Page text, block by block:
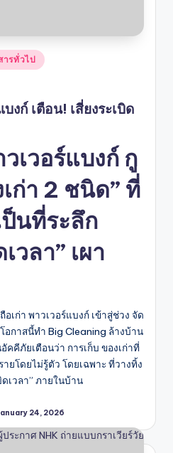
ารทั่วไป
งก์ เตือน! เสี่ยงระเบิด
เวอร์แบงก์ กู
ก่า 2 ชนิด” ที่
นที่ระลึก
วลา” เผา
อเก่า พาวเวอร์แบงก์ เข้าสู่ช่วง จัด
กาสนี้ทำ Big Cleaning ล้างบ้าน
คีภัยเตือนว่า การเก็บ ของเก่าที่
ยโดยไม่รู้ตัว โดยเฉพาะ ที่วางทิ้ง
ดเวลา” ภายในบ้าน
24, 2026